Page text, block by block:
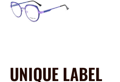
UNIQUE LABEL